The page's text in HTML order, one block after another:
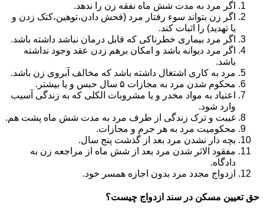
اگر مرد به مدت شش ماه نفقه زن را ندهد.
اگر زن بتواند سوء رفتار مرد (فحش دادن،توهین،کتک زدن و
یا تهدید) را اثبات کند.
اگر مرد بیماری خطرناکی که قابل درمان نباشد داشته باشد.
اگر مرد دیوانه باشد و امکان برهم زدن عقد وجود نداشته
باشد.
مرد به کاری اشتغال داشته باشد که مخالف آبروی زن باشد.
محکوم شدن مرد به مجازات ۵ سال حبس و یا بیشتر.
اعتیاد به مواد مخدر و یا مشروبات الکلی که به زندگی آسیب
وارد شود.
غیبت و ترک زندگی از طرف مرد به مدت شش ماه پشت هم.
محکومیت مرد به هر جرم و مجازات.
بچه دار نشدن مرد بعد از گذشت پنج سال.
مفقود الاثر شدن مرد بعد از شش ماه از مراجعه زن به
دادگاه.
ازدواج مجدد مرد بدون اجازه همسر خود.
حق تعیین مسکن در سند ازدواج چیست؟